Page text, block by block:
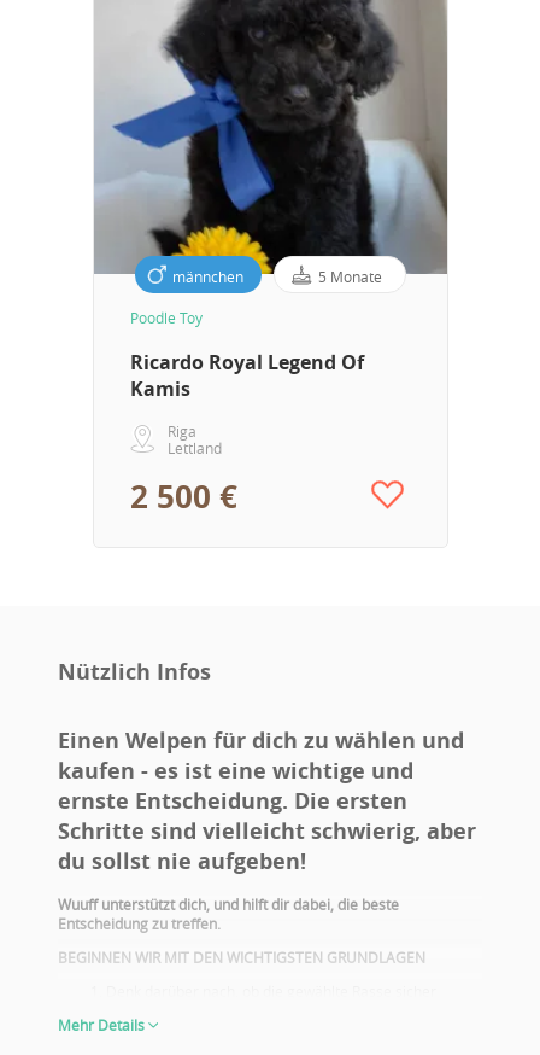
männchen 5 Monate
Poodle Toy
Ricardo Royal Legend Of
Kamis
Riga
Lettland
2 500 €
Nützlich Infos
Einen Welpen für dich zu wählen und
kaufen - es ist eine wichtige und
ernste Entscheidung. Die ersten
Schritte sind vielleicht schwierig, aber
du sollst nie aufgeben!
Wuuff unterstützt dich, und hilft dir dabei, die beste
Entscheidung zu treffen.
BEGINNEN WIR MIT DEN WICHTIGSTEN GRUNDLAGEN
Leben? Hast du Kinder? Hast du Allergie? Hast du einen
Mehr Details